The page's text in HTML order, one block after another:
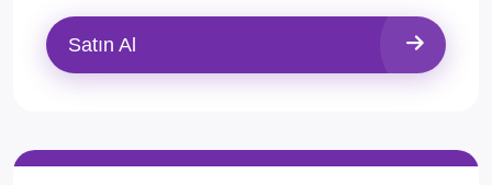
Satın Al